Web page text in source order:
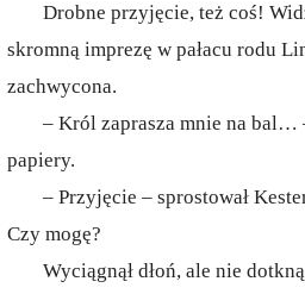
Drobne przyjęcie, też coś!
skromną imprezę w pałacu rodu
zachwycona.
– Król zaprasza mnie na bal…
papiery.
– Przyjęcie – sprostował
Czy mogę?
Wyciągnął dłoń, ale nie